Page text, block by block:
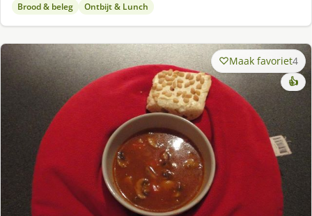
Brood & beleg Ontbijt & Lunch
Maak favoriet4
👍